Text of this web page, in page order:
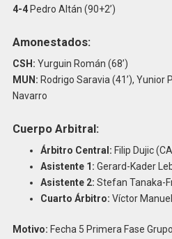
4-4Pedro Altán (90+2’)
Amonestados:
CSH: Yurguin Román (68’)
MUN: Rodrigo Saravia (41’), Yunior
Navarro
Cuerpo Arbitral:
Árbitro Central: Filip Dujic
Asistente 1: Gerard-Kader
Asistente 2: Stefan Tanaka-
Cuarto Árbitro: Víctor
Motivo: Fecha 5 Primera Fase